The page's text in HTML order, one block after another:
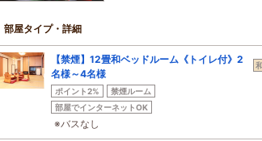
部屋タイプ・詳細
【禁煙】12畳和ベッドルーム《トイレ付》2
名様～4名様
ポイント2%
禁煙ルーム
部屋でインターネットOK
※バスなし